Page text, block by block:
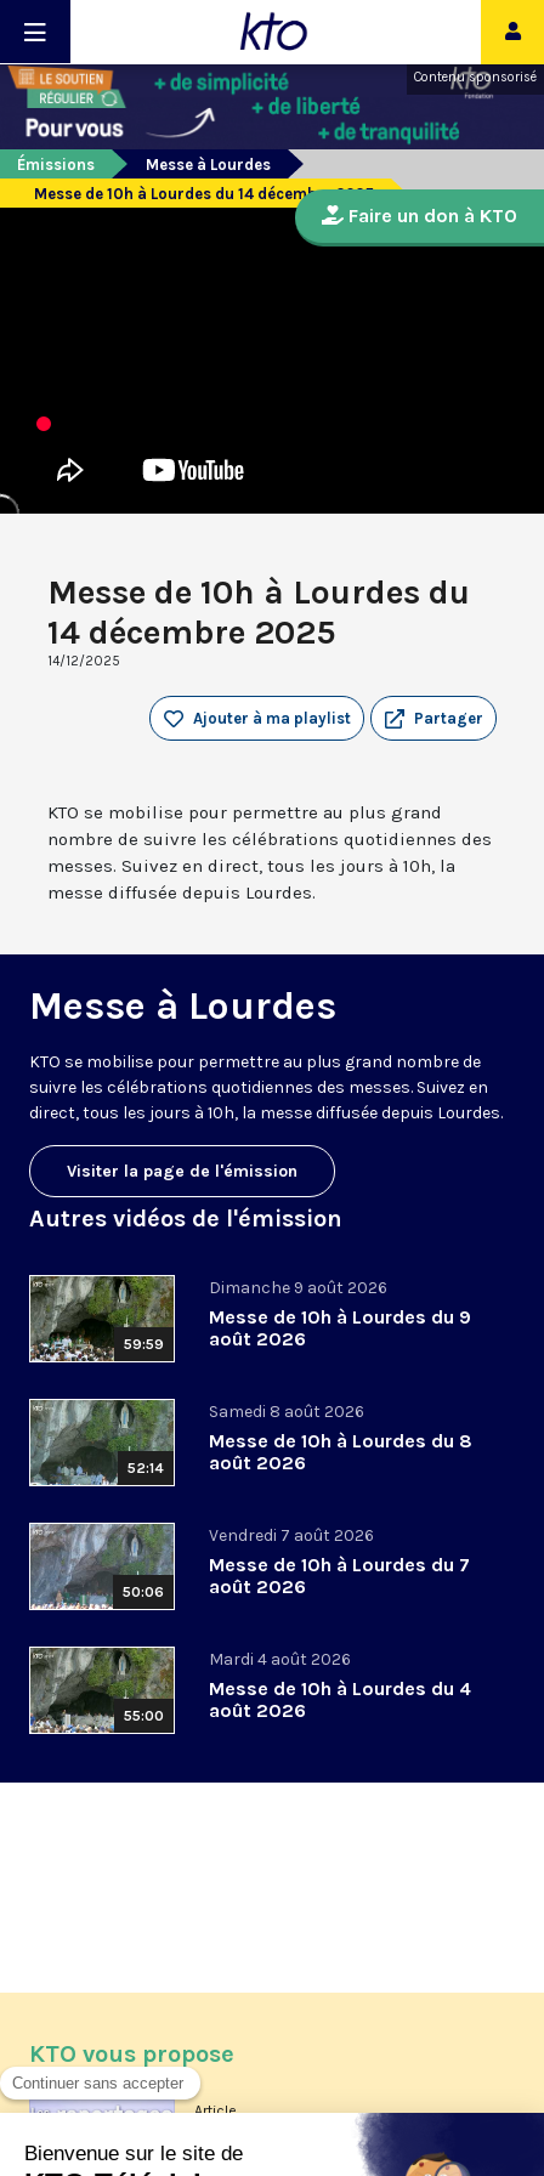
Contenu sponsorisé
Émissions
Messe à Lourdes
Messe de 10h à Lourdes du 14 décembre 2025
Messe de 10h à Lourdes du
14 décembre 2025
14/12/2025
Partager
Ajouter à ma playlist
KTO se mobilise pour permettre au plus grand
nombre de suivre les célébrations quotidiennes des
messes. Suivez en direct, tous les jours à 10h, la
messe diffusée depuis Lourdes.
Messe à Lourdes
KTO se mobilise pour permettre au plus grand nombre de
suivre les célébrations quotidiennes des messes. Suivez en
direct, tous les jours à 10h, la messe diffusée depuis Lourdes.
Visiter la page de l'émission
Autres vidéos de l'émission
59:59
Dimanche 9 août 2026
Messe de 10h à Lourdes du 9
août 2026
52:14
Samedi 8 août 2026
Messe de 10h à Lourdes du 8
août 2026
50:06
Vendredi 7 août 2026
Messe de 10h à Lourdes du 7
août 2026
55:00
Mardi 4 août 2026
Messe de 10h à Lourdes du 4
août 2026
Faire un don à KTO
KTO vous propose
Article
Les reportages d'été 2026 de KTO